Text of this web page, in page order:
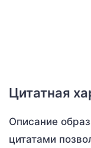
Цитатная
Описание
цитатами